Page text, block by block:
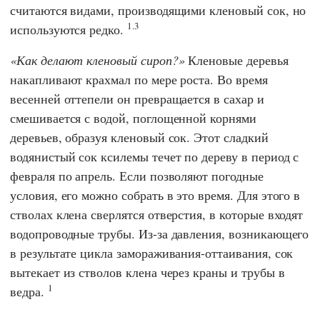
считаются видами, производящими кленовый сок, но
используются редко. 1.3
Как делают кленовый сироп? Кленовые деревья
накапливают крахмал по мере роста. Во время
весенней оттепели он превращается в сахар и
смешивается с водой, поглощенной корнями
деревьев, образуя кленовый сок. Этот сладкий
водянистый сок ксилемы течет по дереву в период с
февраля по апрель. Если позволяют погодные
условия, его можно собрать в это время. Для этого в
стволах клена сверлятся отверстия, в которые входят
водопроводные трубы. Из-за давления, возникающего
в результате цикла замораживания-оттаивания, сок
вытекает из стволов клена через краны и трубы в
ведра. 1